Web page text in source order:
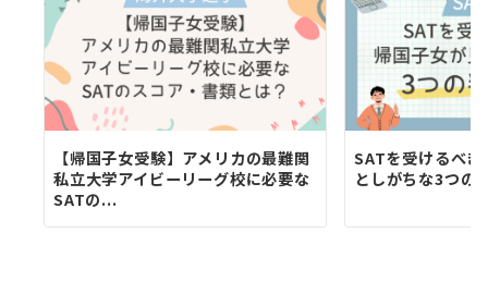
【帰国子女受験】アメリカの最難関
私立大学アイビーリーグ校に必要な
SATの...
SATを受けるべ
としがちな3つの
す